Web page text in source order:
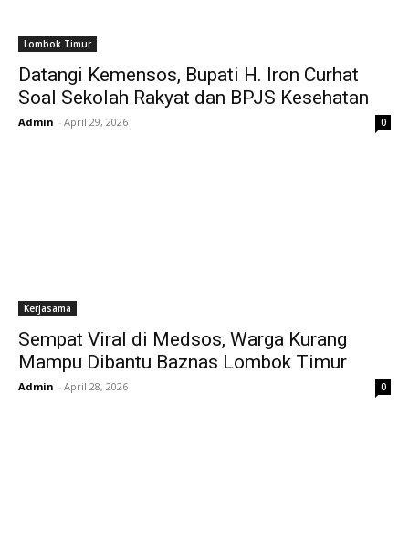
Lombok Timur
Datangi Kemensos, Bupati H. Iron Curhat
Soal Sekolah Rakyat dan BPJS Kesehatan
Admin - April 29, 2026 0
Kerjasama
Sempat Viral di Medsos, Warga Kurang
Mampu Dibantu Baznas Lombok Timur
Admin - April 28, 2026 0